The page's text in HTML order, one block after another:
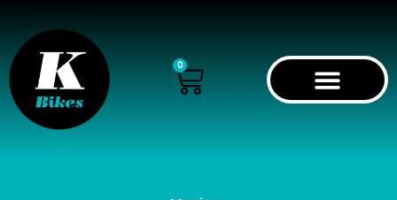
contenido
0
Cart